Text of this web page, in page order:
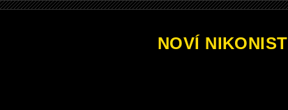
NOVÍ